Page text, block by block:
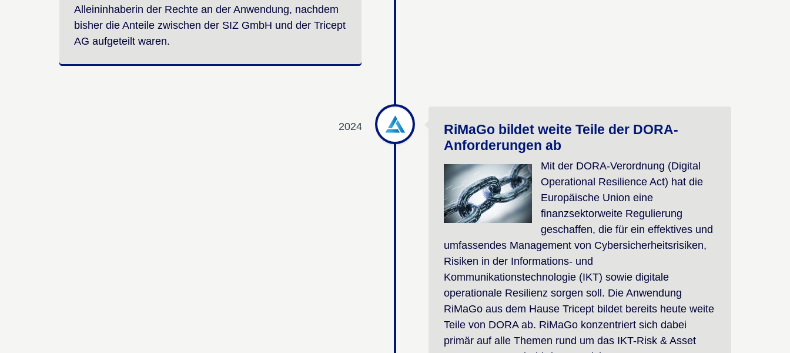
Alleininhaberin der Rechte an der Anwendung, nachdem
bisher die Anteile zwischen der SIZ GmbH und der Tricept
AG aufgeteilt waren.
RiMaGo bildet weite Teile der DORA-
Anforderungen ab
Mit der DORA-Verordnung (Digital
Operational Resilience Act) hat die
Europäische Union eine
finanzsektorweite Regulierung
geschaffen, die für ein effektives und
umfassendes Management von Cybersicherheitsrisiken,
Risiken in der Informations- und
Kommunikationstechnologie (IKT) sowie digitale
operationale Resilienz sorgen soll. Die Anwendung
RiMaGo aus dem Hause Tricept bildet bereits heute weite
Teile von DORA ab. RiMaGo konzentriert sich dabei
primär auf alle Themen rund um das IKT-Risk & Asset
2024